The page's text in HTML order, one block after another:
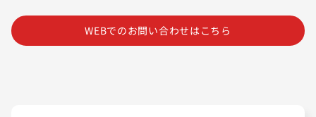
WEBでのお問い合わせはこちら